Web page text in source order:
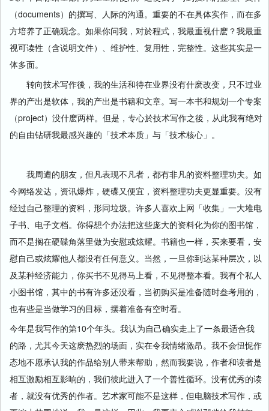
（documents）的撰写、人际的沟通。重要的不在具体实作，而在多
方培养了正确观念。如果你问我，对於程式，我最重视什麽？我最重
视可读性（含说明文件）、维护性、复用性，完整性。这些其实是一
体多面。
转向技术写作後，我的生活和待在业界没有什麽改变，只不过业
界的产出是软体，我的产出是书籍和文章。写一本书和规划一个专案
（project）没什麽两样。但是，专心於技术写作之後，从此我有绝对
的自由钻研我最感兴趣的「技术本质」与「技术核心」。
我周遭的朋友，但凡表现不凡者，都有非凡的资料整理功夫。如
今网络发达，资讯爆炸，硬碟又便宜，资料整理功夫更显重要。没有
经过自己整理的资料，形同垃圾。许多人喜欢上网「收集」一大堆电
子书、电子文档。你得想个办法把这些庞大的资料化为你的图书馆，
而不是搁在硬碟角落里做为安慰或炫耀。书籍也一样，买来要看，安
慰自己或炫耀他人都没有任何意义。当然，一旦你到达某种层次，以
及某种经济能力，你买书不见得马上看，不见得整本看。我有个私人
小图书馆，其中的书有许多还没看，当初购买是准备随时叁考用的，
也有些是当做学习的目标，摆着准备有空时看。
今年是我写作的第10个年头。我认为自己确实走上了一条最适合我
的路，尤其今天这麽热烈的场面，实在令我情绪激昂。我不会忸怩作
态地不愿承认我的作品给别人带来帮助，然而我要说，作者和读者是
相互激励相互影响的，我们彼此进入了一个善性循环。没有优秀的读
者，就没有优秀的作者。艺术家可能不是这样，但电脑技术写作，或